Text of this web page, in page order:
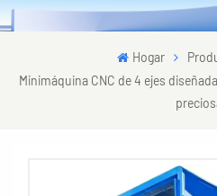
Hogar
Minimáquina CNC de 4 ejes